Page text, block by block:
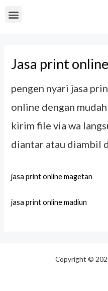
Jasa print
pengen nyari jasa
online dengan
kirim file via wa
diantar atau diambil
jasa print online magetan
jasa print online madiun
Copyright ©